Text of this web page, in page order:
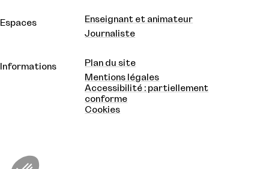
Espaces
Enseignant et animateur
Journaliste
Informations
Plan du site
Mentions légales
Accessibilité : partiellement
conforme
Cookies